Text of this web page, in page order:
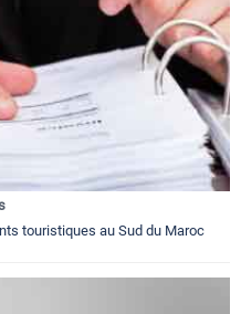
touristiques au Sud du Maroc